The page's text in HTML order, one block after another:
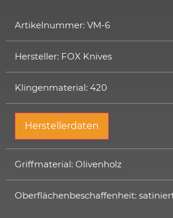
Artikelnummer: VM-6
Hersteller: FOX Knives
Klingenmaterial: 420
Herstellerdaten
Griffmaterial: Olivenholz
Oberflächenbeschaffenheit: